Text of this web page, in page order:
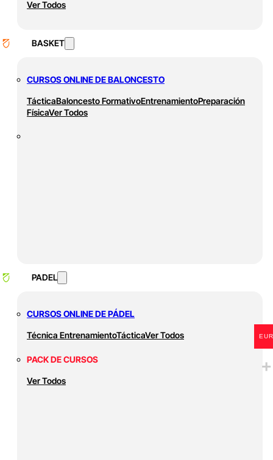
Ver Todos
BASKET
CURSOS ONLINE DE BALONCESTO
TácticaBaloncesto FormativoEntrenamientoPreparación
FísicaVer Todos
PADEL
CURSOS ONLINE DE PÁDEL
Técnica EntrenamientoTácticaVer Todos
PACK DE CURSOS
Ver Todos
EUR